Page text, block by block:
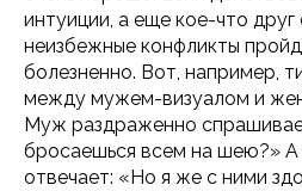
интуиции, а еще кое-что друг
неизбежные конфликты
болезненно. Вот, например,
между мужем-визуалом и
Муж раздраженно
бросаешься всем на шею?»
отвечает: «Но я же с ними